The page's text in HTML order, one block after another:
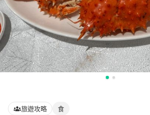
旅遊攻略 食